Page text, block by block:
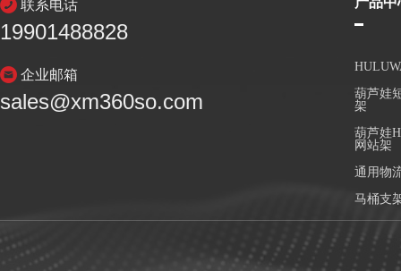
联系电话
19901488828
企业邮箱
sales@xm360so.com
葫芦娃
架
葫芦娃
网站架
通用物
马桶支